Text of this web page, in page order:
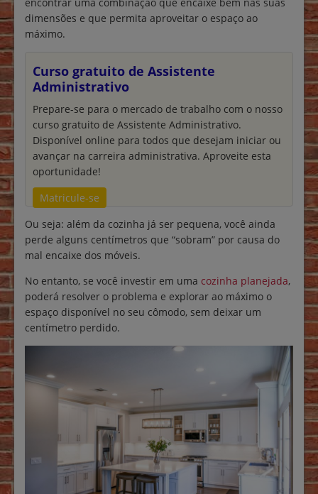
dimensões e que permita aproveitar o espaço ao
máximo.
Curso gratuito de Assistente
Administrativo
Prepare-se para o mercado de trabalho com o nosso
curso gratuito de Assistente Administrativo.
Disponível online para todos que desejam iniciar ou
avançar na carreira administrativa. Aproveite esta
oportunidade!
Matricule-se
Ou seja: além da cozinha já ser pequena, você ainda
perde alguns centímetros que “sobram” por causa do
mal encaixe dos móveis.
No entanto, se você investir em uma cozinha planejada,
poderá resolver o problema e explorar ao máximo o
espaço disponível no seu cômodo, sem deixar um
centímetro perdido.